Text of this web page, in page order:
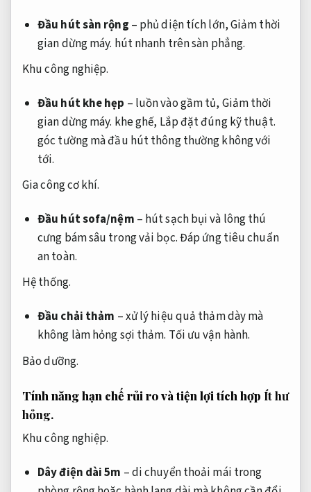
Đầu hút sàn rộng – phủ diện tích lớn,Giảm thời
gian dừng máy. hút nhanh trên sàn phẳng.
Khu công nghiệp.
Đầu hút khe hẹp – luồn vào gầm tủ, Giảm thời
gian dừng máy. khe ghế, Lắp đặt đúng kỹ thuật.
góc tường mà đầu hút thông thường không với
tới.
Gia công cơ khí.
Đầu hút sofa/nệm – hút sạch bụi và lông thú
cưng bám sâu trong vải bọc.Đáp ứng tiêu chuẩn
an toàn.
Hệ thống.
Đầu chải thảm – xử lý hiệu quả thảm dày mà
không làm hỏng sợi thảm. Tối ưu vận hành.
Bảo dưỡng.
Tính năng hạn chế rủi ro và tiện lợi tích hợp Ít hư
hỏng.
Khu công nghiệp.
Dây điện dài 5m – di chuyển thoải mái trong